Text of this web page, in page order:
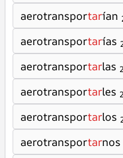
aerotransportarían
aerotransportarías
aerotransportarlas
aerotransportarles
aerotransportarlos
aerotransportarnos